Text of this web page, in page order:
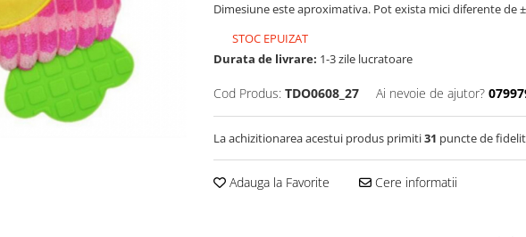
Dimesiune este aproximativa. Pot exista mici diferente de
STOC EPUIZAT
Durata de livrare: 1-3 zile lucratoare
Cod Produs: TDO0608_27 Ai nevoie de ajutor?
La achizitionarea acestui produs primiti31 puncte de
Adauga la Favorite Cere informatii